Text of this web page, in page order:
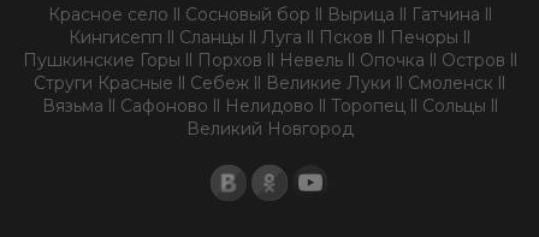
Красное село ll Сосновый бор ll Вырица ll Гатчина ll
Кингисепп ll Сланцы ll Луга ll Псков ll Печоры ll
Пушкинские Горы ll Порхов ll Невель ll Опочка ll Остров ll
Струги Красные ll Себеж ll Великие Луки ll Смоленск ll
Вязьма ll Сафоново ll Нелидово ll Торопец ll Сольцы ll
Великий Новгород